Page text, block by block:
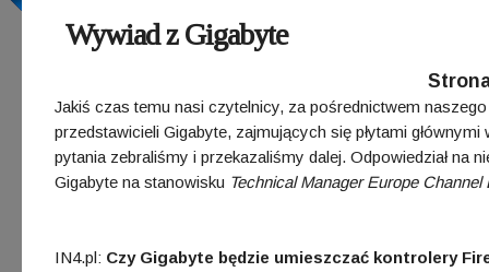
Wywiad z Gigabyte
Jakiś czas temu nasi czytelnicy, za pośrednictwem
przedstawicieli Gigabyte, zajmujących się płytami
pytania zebraliśmy i przekazaliśmy dalej. Odpowiedział na
Gigabyte na stanowisku Technical Manager Europe Channel
IN4.pl: Czy Gigabyte będzie umieszczać kontrolery